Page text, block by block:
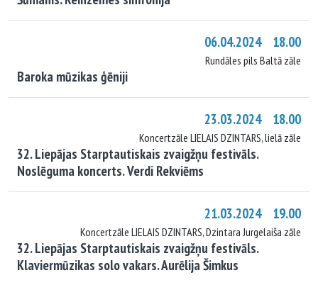
06.04.2024 18.00
Rundāles pils Baltā zāle
Baroka mūzikas ģēniji
23.03.2024 18.00
Koncertzāle LIELAIS DZINTARS, lielā zāle
32. Liepājas Starptautiskais zvaigžņu festivāls.
Noslēguma koncerts. Verdi Rekviēms
21.03.2024 19.00
Koncertzāle LIELAIS DZINTARS, Dzintara Jurgelaiša zāle
32. Liepājas Starptautiskais zvaigžņu festivāls.
Klaviermūzikas solo vakars. Aurēlija Šimkus